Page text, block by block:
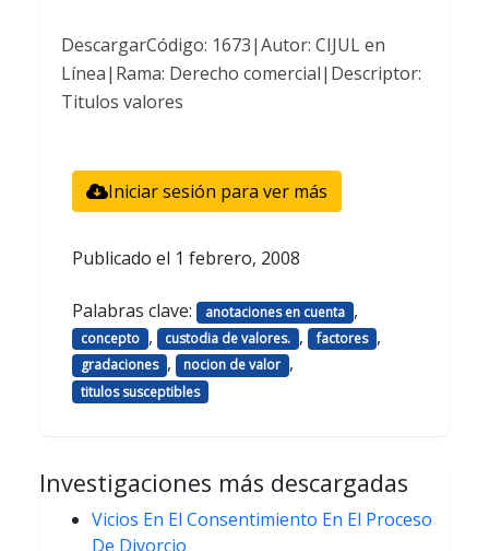
DescargarCódigo: 1673|Autor: CIJUL en
Línea|Rama: Derecho comercial|Descriptor:
Titulos valores
Iniciar sesión para ver más
Publicado el 1 febrero, 2008
Palabras clave: anotaciones en cuenta ,
concepto , custodia de valores. , factores ,
gradaciones , nocion de valor ,
titulos susceptibles
Investigaciones más descargadas
Vicios En El Consentimiento En El Proceso
De Divorcio